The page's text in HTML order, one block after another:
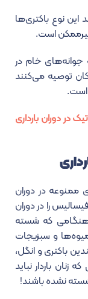
این نوع باکتری‌ها
است.
خام در
توصیه می‌کنند
است.
در دوران بارداری
ممنوعه در دوران
را در دوران
هنگامی که شسته
و سبزیجات
باکتری و انگل،
زنان باردار نباید
نشده باشند!